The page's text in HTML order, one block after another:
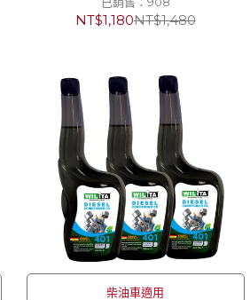
NT$1,180NT$1,480
柴油車適用